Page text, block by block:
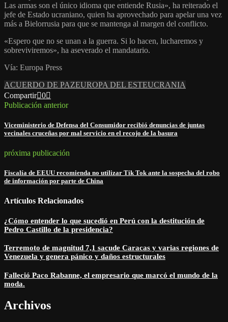
Las armas son el único idioma que entiende Rusia», ha reiterado el
jefe de Estado ucraniano, quien ha aprovechado para apelar una vez
más a Bielorrusia para que se mantenga al margen del conflicto.
«Espero que no se unan a la guerra. Si lo hacen, lucharemos y
sobreviviremos», ha aseverado el mandatario.
Vía: Europa Press
ACUERDO DE PAZEUROPA DEL ESTEUCRANIA
Compartir 0
Publicación anterior
Viceministerio de Defensa del Consumidor recibió denuncias de juntas
vecinales cruceñas por mal servicio en el recojo de la basura
próxima publicación
Fiscalía de EEUU recomienda no utilizar Tik Tok ante la sospecha del robo
de información por parte de China
Artículos Relacionados
¿Cómo entender lo que sucedió en Perú con la destitución de
Pedro Castillo de la presidencia?
Terremoto de magnitud 7,1 sacude Caracas y varias regiones de
Venezuela y genera pánico y daños estructurales
Falleció Paco Rabanne, el empresario que marcó el mundo de la
moda.
Archivos